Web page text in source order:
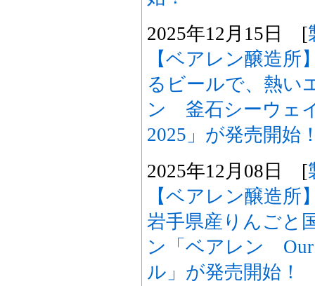
2025年12月15日 [
【ベアレン醸造所
るビールで、熱い
ン 釜石シーウェ
2025」が発売開始
2025年12月08日 [
【ベアレン醸造所
岩手県産りんごと
ン「ベアレン
ル」が発売開始！